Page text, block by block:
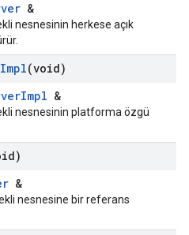
&
nesnesinin herkese açık
Impl(void)
&
nesnesinin platforma özgü
&
nesnesine bir referans